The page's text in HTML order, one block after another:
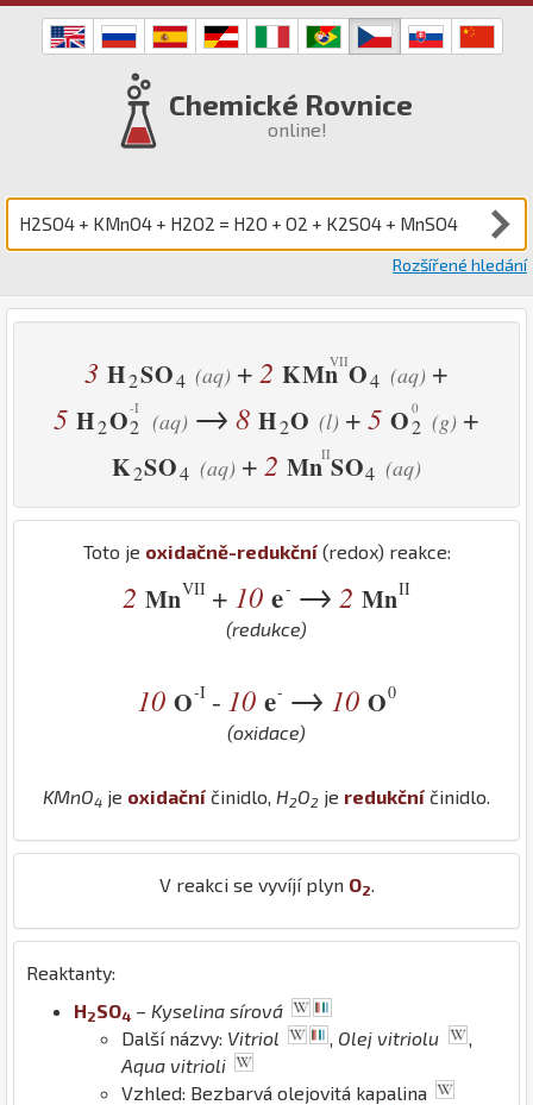
Chemické Rovnice
online!
Rozšířené hledání
3 H2SO4 (aq) + 2 KMn O4 (aq) +
5 H2O2 (aq) → 8 H2O (l) +5 O2 (g) +
K2SO4 (aq) + 2 Mn SO4 (aq)
Toto je oxidačně-redukční(redox) reakce:
2 MnVII + 10 e- → 2 MnII
(redukce)
10 O-I - 10 e- → 10 O0
(oxidace)
KMnO4 je oxidační činidlo, H2O2 je redukční činidlo.
V reakci se vyvíjí plyn O2
Reaktanty:
H2SO4 – Kyselina sírová
Další názvy: Vitriol Olej vitriolu
Aqua vitrioli
Vzhled: Bezbarvá olejovitá kapalina